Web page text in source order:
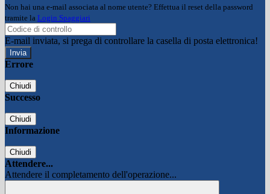
Non hai una e-mail associata al nome utente? Effettua il reset della password
tramite la Login Spaggiari
E-mail inviata, si prega di controllare la casella di posta elettronica!
Errore
Chiudi
Successo
Chiudi
Informazione
Chiudi
Attendere...
Attendere il completamento dell'operazione...